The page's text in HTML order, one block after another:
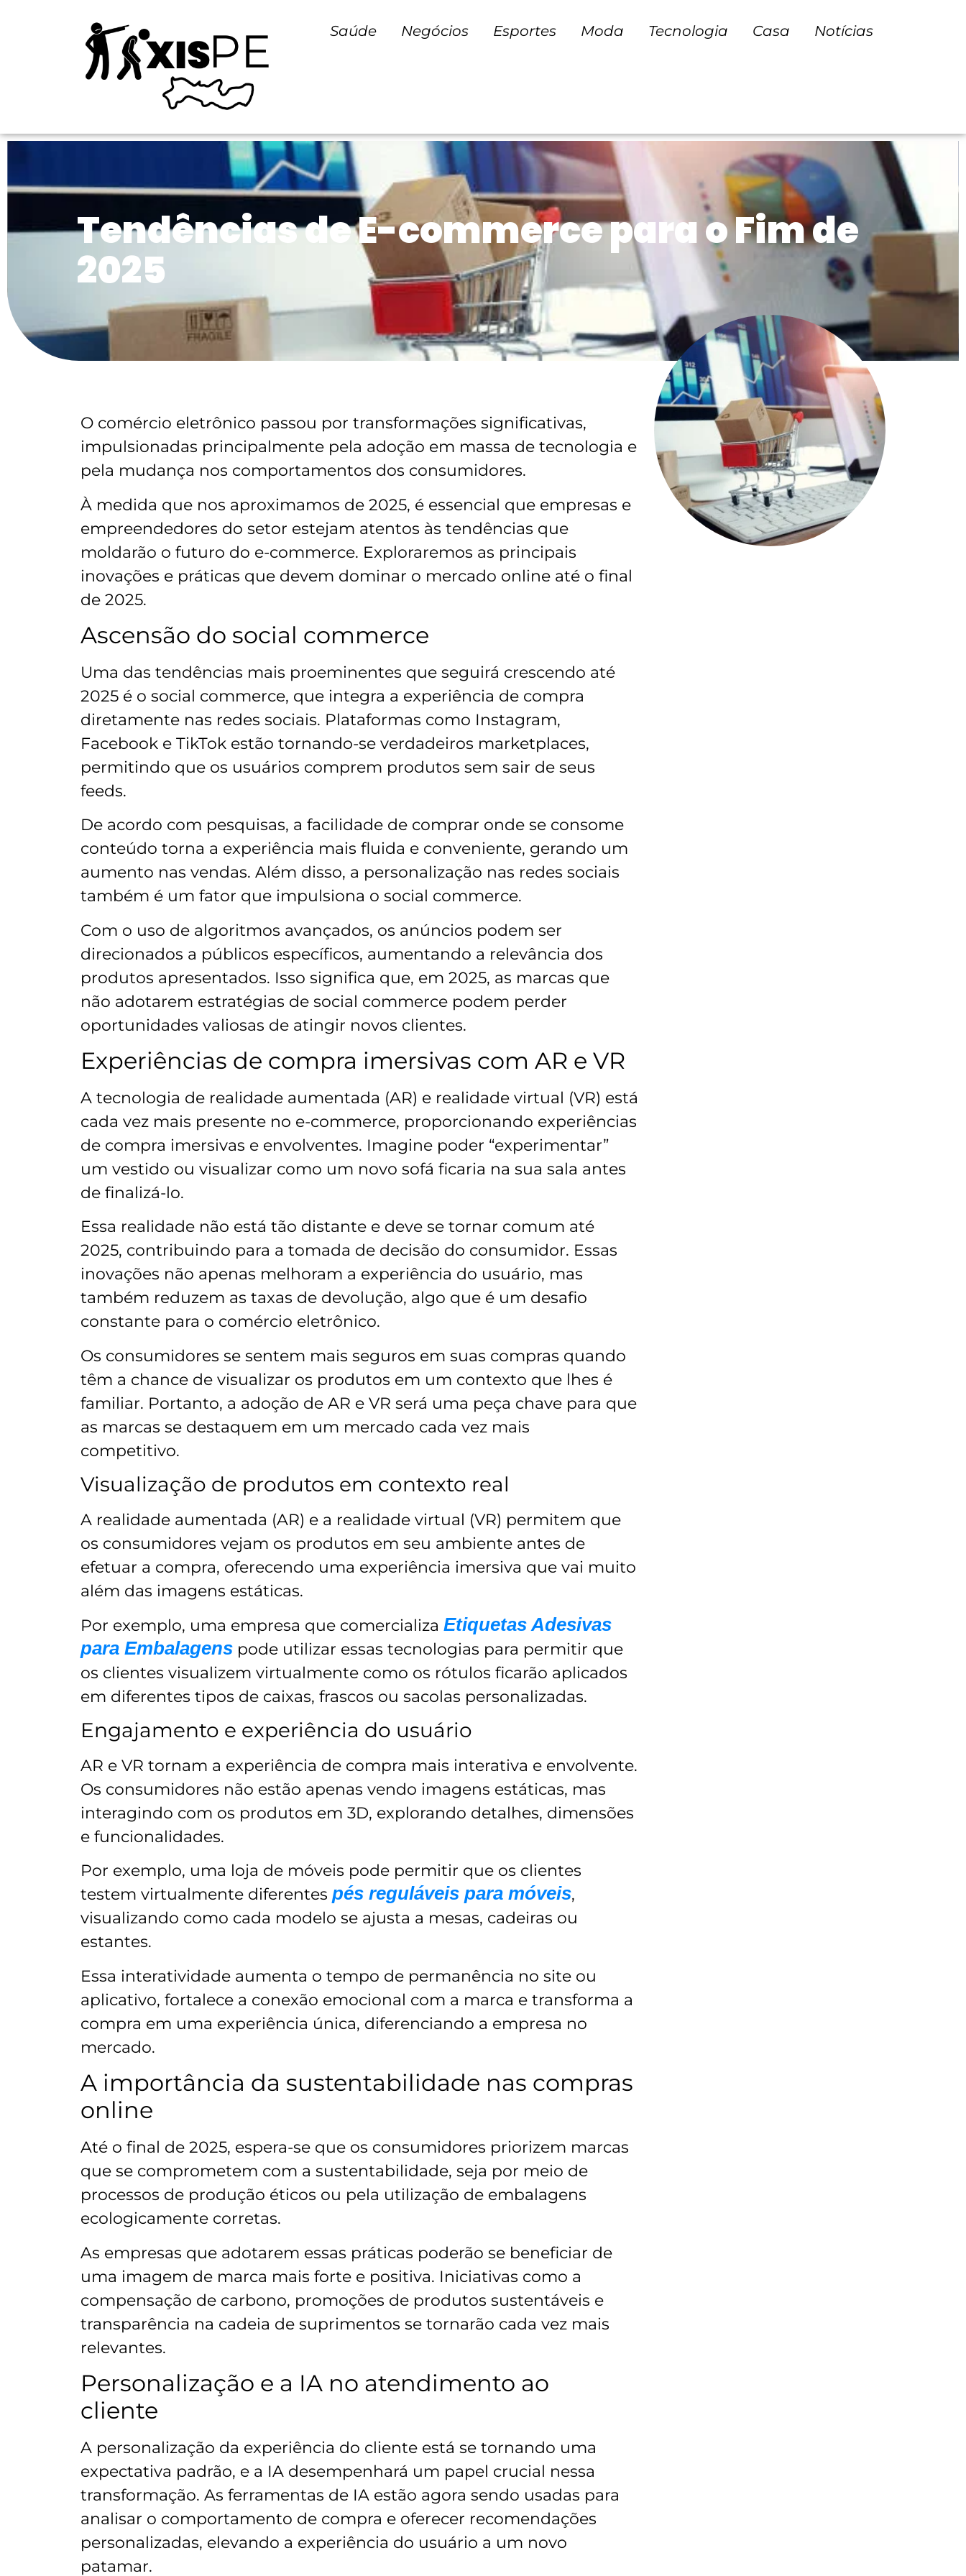
Saúde Negócios Esportes Moda Tecnologia Casa Notícias
Tendências de E-commerce para o Fim de
2025
O comércio eletrônico passou por transformações significativas,
impulsionadas principalmente pela adoção em massa de tecnologia e
pela mudança nos comportamentos dos consumidores.
À medida que nos aproximamos de 2025, é essencial que empresas e
empreendedores do setor estejam atentos às tendências que
moldarão o futuro do e-commerce. Exploraremos as principais
inovações e práticas que devem dominar o mercado online até o final
de 2025.
Ascensão do social commerce
Uma das tendências mais proeminentes que seguirá crescendo até
2025 é o social commerce, que integra a experiência de compra
diretamente nas redes sociais. Plataformas como Instagram,
Facebook e TikTok estão tornando-se verdadeiros marketplaces,
permitindo que os usuários comprem produtos sem sair de seus
feeds.
De acordo com pesquisas, a facilidade de comprar onde se consome
conteúdo torna a experiência mais fluida e conveniente, gerando um
aumento nas vendas. Além disso, a personalização nas redes sociais
também é um fator que impulsiona o social commerce.
Com o uso de algoritmos avançados, os anúncios podem ser
direcionados a públicos específicos, aumentando a relevância dos
produtos apresentados. Isso significa que, em 2025, as marcas que
não adotarem estratégias de social commerce podem perder
oportunidades valiosas de atingir novos clientes.
Experiências de compra imersivas com AR e VR
A tecnologia de realidade aumentada (AR) e realidade virtual (VR) está
cada vez mais presente no e-commerce, proporcionando experiências
de compra imersivas e envolventes. Imagine poder “experimentar”
um vestido ou visualizar como um novo sofá ficaria na sua sala antes
de finalizá-lo.
Essa realidade não está tão distante e deve se tornar comum até
2025, contribuindo para a tomada de decisão do consumidor. Essas
inovações não apenas melhoram a experiência do usuário, mas
também reduzem as taxas de devolução, algo que é um desafio
constante para o comércio eletrônico.
Os consumidores se sentem mais seguros em suas compras quando
têm a chance de visualizar os produtos em um contexto que lhes é
familiar. Portanto, a adoção de AR e VR será uma peça chave para que
as marcas se destaquem em um mercado cada vez mais
competitivo.
Visualização de produtos em contexto real
A realidade aumentada (AR) e a realidade virtual (VR) permitem que
os consumidores vejam os produtos em seu ambiente antes de
efetuar a compra, oferecendo uma experiência imersiva que vai muito
além das imagens estáticas.
Por exemplo, uma empresa que comercializa Etiquetas Adesivas
para Embalagens pode utilizar essas tecnologias para permitir que
os clientes visualizem virtualmente como os rótulos ficarão aplicados
em diferentes tipos de caixas, frascos ou sacolas personalizadas.
Engajamento e experiência do usuário
AR e VR tornam a experiência de compra mais interativa e envolvente.
Os consumidores não estão apenas vendo imagens estáticas, mas
interagindo com os produtos em 3D, explorando detalhes, dimensões
e funcionalidades.
Por exemplo, uma loja de móveis pode permitir que os clientes
testem virtualmente diferentes pés reguláveis para móveis,
visualizando como cada modelo se ajusta a mesas, cadeiras ou
estantes.
Essa interatividade aumenta o tempo de permanência no site ou
aplicativo, fortalece a conexão emocional com a marca e transforma a
compra em uma experiência única, diferenciando a empresa no
mercado.
A importância da sustentabilidade nas compras
online
Até o final de 2025, espera-se que os consumidores priorizem marcas
que se comprometem com a sustentabilidade, seja por meio de
processos de produção éticos ou pela utilização de embalagens
ecologicamente corretas.
As empresas que adotarem essas práticas poderão se beneficiar de
uma imagem de marca mais forte e positiva. Iniciativas como a
compensação de carbono, promoções de produtos sustentáveis e
transparência na cadeia de suprimentos se tornarão cada vez mais
relevantes.
Personalização e a IA no atendimento ao
cliente
A personalização da experiência do cliente está se tornando uma
expectativa padrão, e a IA desempenhará um papel crucial nessa
transformação. As ferramentas de IA estão agora sendo usadas para
analisar o comportamento de compra e oferecer recomendações
personalizadas, elevando a experiência do usuário a um novo
patamar.